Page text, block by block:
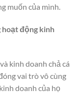
muốn của mình.
hoạt động kinh
kinh doanh chả cá
vai trò vô cùng
doanh của họ